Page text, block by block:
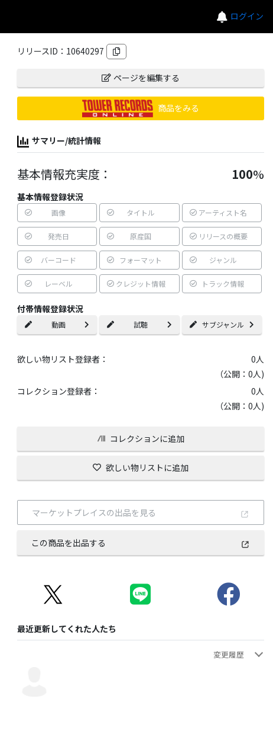
ログイン
リリースID： 10640297
ページを編集する
商品をみる
サマリー/統計情報
基本情報充実度： 100%
基本情報登録状況
画像 タイトル アーティスト名
発売日 原産国 リリースの概要
バーコード フォーマット ジャンル
レーベル クレジット情報 トラック情報
付帯情報登録状況
動画 試聴 サブジャンル
欲しい物リスト登録者： 0人
（公開：0人)
コレクション登録者：
0人
（公開：0人)
コレクションに追加
欲しい物リストに追加
マーケットプレイスの出品を見る
この商品を出品する
最近更新してくれた人たち
変更履歴